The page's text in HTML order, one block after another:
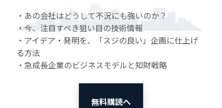
・あの会社はどうして不況にも強いのか？
・今、注目すべき狙い目の技術情報
・アイデア・発明を、「スジの良い」企画に仕上げ
る方法
・急成長企業のビジネスモデルと知財戦略
無料購読へ